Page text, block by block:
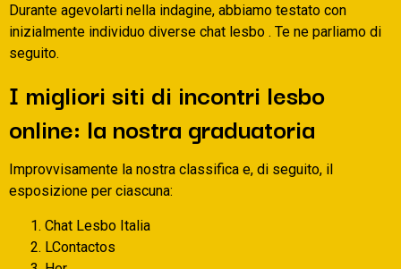
Durante agevolarti nella indagine, abbiamo testato con
inizialmente individuo diverse chat lesbo . Te ne parliamo di
seguito.
I migliori siti di incontri lesbo
online: la nostra graduatoria
Improvvisamente la nostra classifica e, di seguito, il
esposizione per ciascuna:
Chat Lesbo Italia
LContactos